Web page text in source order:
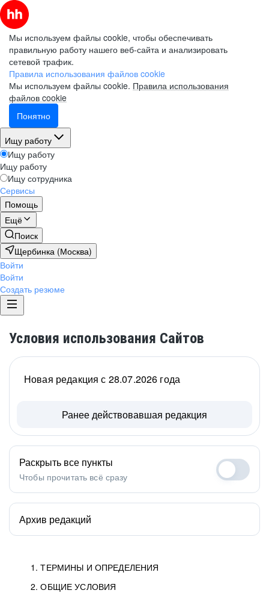
Мы используем файлы cookie, чтобы обеспечивать
правильную работу нашего веб-сайта и анализировать
сетевой трафик.
Правила использования файлов cookie
Мы используем файлы cookie. Правила использования
файлов cookie
Понятно
Ищу работу
Ищу работу
Ищу работу
Ищу сотрудника
Сервисы
Помощь
Ещё
Поиск
Щербинка (Москва)
Войти
Войти
Создать резюме
Условия использования Сайтов
1. ТЕРМИНЫ И ОПРЕДЕЛЕНИЯ
2. ОБЩИЕ УСЛОВИЯ
Новая редакция с 28.07.2026 года
Ранее действовавшая редакция
Раскрыть все пункты
Чтобы прочитать всё сразу
Архив редакций